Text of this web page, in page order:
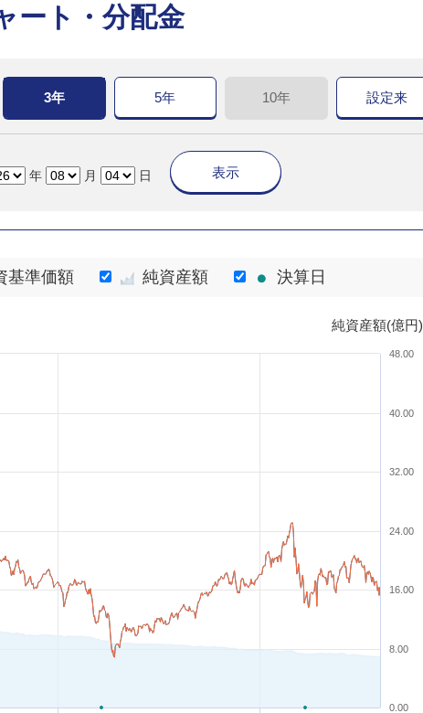
ート・分配金
3年 5年 10年 設定来
年 月 日 表示
基準価額 純資産額 決算日
純資産額(億円)
0.00
8.00
16.00
24.00
32.00
40.00
48.00